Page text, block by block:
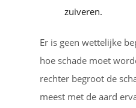
zuiveren.
Er is geen wettelijke
hoe schade moet
rechter begroot de
meest met de aard